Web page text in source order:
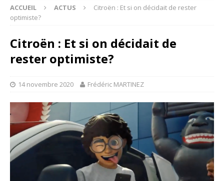
ACCUEIL ACTUS
Citroën : Et si on décidait de rester
optimiste?
Citroën : Et si on décidait de
rester optimiste?
14 novembre 2020 Frédéric MARTINEZ